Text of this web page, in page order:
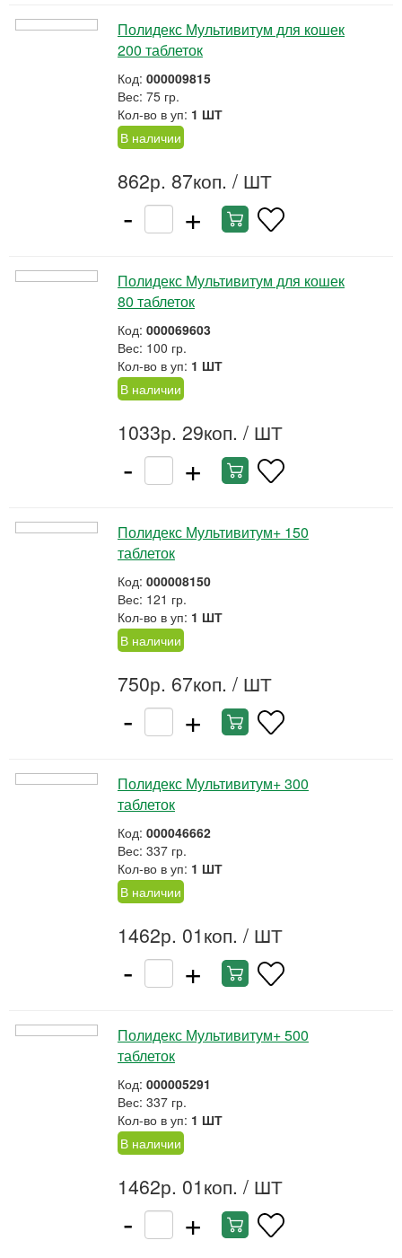
Полидекс Мультивитум для кошек
200 таблеток
Код: 000009815
Вес: 75 гр.
Кол-во в уп: 1 ШТ
В наличии
862р. 87коп. / ШТ
- +
Полидекс Мультивитум для кошек
80 таблеток
Код: 000069603
Вес: 100 гр.
Кол-во в уп: 1 ШТ
В наличии
1033р. 29коп. / ШТ
- +
Полидекс Мультивитум+ 150
таблеток
Код: 000008150
Вес: 121 гр.
Кол-во в уп: 1 ШТ
В наличии
750р. 67коп. / ШТ
- +
Полидекс Мультивитум+ 300
таблеток
Код: 000046662
Вес: 337 гр.
Кол-во в уп: 1 ШТ
В наличии
1462р. 01коп. / ШТ
- +
Полидекс Мультивитум+ 500
таблеток
Код: 000005291
Вес: 337 гр.
Кол-во в уп: 1 ШТ
В наличии
1462р. 01коп. / ШТ
- +